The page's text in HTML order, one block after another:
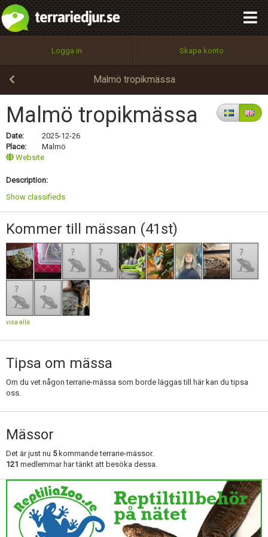
Logga in Skapa konto
Malmö tropikmässa
Malmö tropikmässa
Date:
2025-12-26
Place:
Malmö
Website
Description:
Show classifieds
Kommer till mässan (41st)
visa alla
Tipsa om mässa
Om du vet någon terrarie-mässa som borde läggas till här kan du tipsa
oss.
Mässor
Det är just nu 5kommande terrarie-mässor.
121 medlemmar har tänkt att besöka dessa.
OK, close
Utför
100%
OK
integritetspolicy
Namn:
Epost:
Lösenord:
Skapa konto
Begär nytt lösenord
Tillbaka till förstasidan